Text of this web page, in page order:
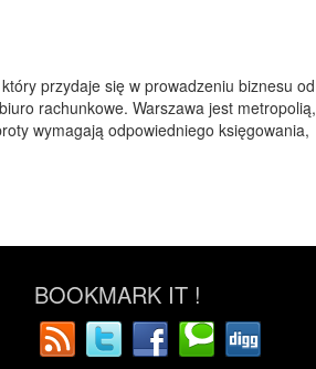
przydaje się w prowadzeniu biznesu od
rachunkowe. Warszawa jest metropolią,
wymagają odpowiedniego księgowania,
BOOKMARK IT !